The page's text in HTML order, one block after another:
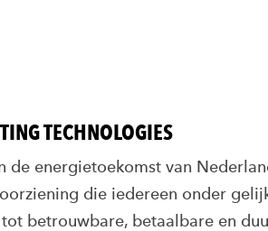
TECHNOLOGIES
de energietoekomst van
die iedereen onder
betrouwbare, betaalbare en